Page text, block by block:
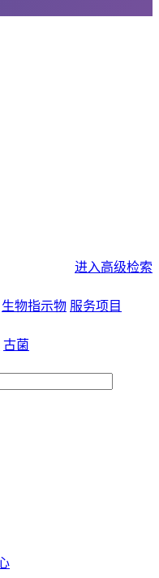
进入高级检索
生物指示物 服务项目
古菌